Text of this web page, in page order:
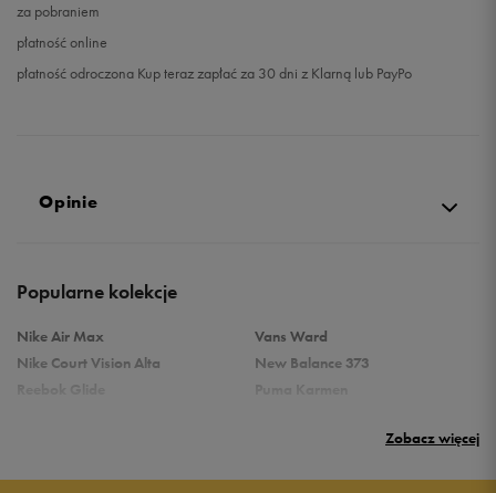
za pobraniem
płatność online
płatność odroczona Kup teraz zapłać za 30 dni z Klarną lub PayPo
Opinie
Popularne kolekcje
Nike Air Max
Nike Court Vision Alta
Vans Ward
New Balance 373
Zobacz więcej